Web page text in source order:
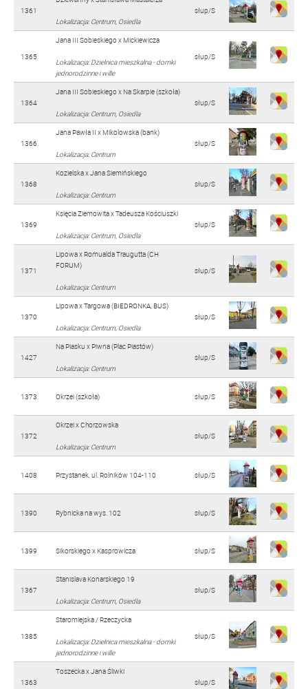
1361
Lokalizacja: Centrum, Osiedla
słup/S
1365
Jana III Sobieskiego x Mickiewicza
Lokalizacja: Dzielnica mieszkalna - domki
jednorodzinne i wille
słup/S
1364
Jana III Sobieskiego x Na Skarpie (szkoła)
Lokalizacja: Centrum, Osiedla
słup/S
1366
Jana Pawła II x Mikolowska (bank)
Lokalizacja: Centrum
słup/S
1368
Kozielska x Jana Siemińskiego
Lokalizacja: Centrum
słup/S
1369
Księcia Ziemowita x Tadeusza Kościuszki
Lokalizacja: Centrum, Osiedla
słup/S
1371
Lipowa x Romualda Traugutta (CH
FORUM)
Lokalizacja: Centrum
słup/S
1370
Lipowa x Targowa (BIEDRONKA, BUS)
Lokalizacja: Centrum, Osiedla
słup/S
1427
Na Piasku x Piwna (Plac Piastów)
Lokalizacja: Centrum
słup/S
1373 Okrzei (szkoła) słup/S
1372
Okrzei x Chorzowska
Lokalizacja: Centrum
słup/S
1408 Przystanek, ul. Rolników 104-110 słup/S
1390 Rybnicka na wys. 102 słup/S
1399 Sikorskiego x Kasprowicza słup/S
1367
Stanislava Konarskiego 19
Lokalizacja: Centrum, Osiedla
słup/S
1385
Staromiejska / Rzeczycka
Lokalizacja: Dzielnica mieszkalna - domki
jednorodzinne i wille
słup/S
1363
Toszecka x Jana Śliwki
słup/S